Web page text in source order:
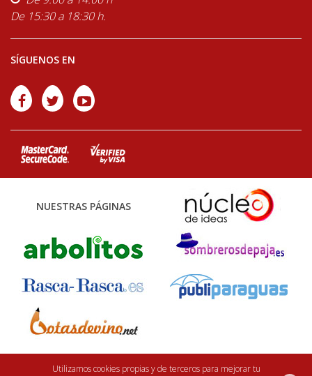
Utilizamos cookies propias y de terceros para mejorar tu
De 15:30 a 18:30 h.
SÍGUENOS EN
NUESTRAS PÁGINAS
Finca Casarejo 2026. Núcleo Zoológico: 122CC0001. Desarrollo web: